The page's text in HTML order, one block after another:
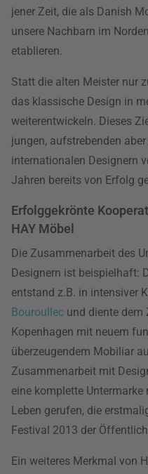
jener Zeit, die als Danish
unsere Nachbarn im
etablieren.
Statt die alten Meister nur
das klassische Design in
weiterentwickeln. Dieses
jungen, aufstrebenden
internationalen Designern
Jahren bereits von Erfolg
Erfolggekrönte
HAY Möbel
Die Zusammenarbeit des
Designern ist beispielhaft:
entstand z.B. in intensiver
Bouroullec und diente dem
Kopenhagen mit neuem
überzeugendem Mobiliar
Zusammenarbeit mit
eine komplette
Leben gerufen, die
Festival 2013 der
Ein weiteres Merkmal von